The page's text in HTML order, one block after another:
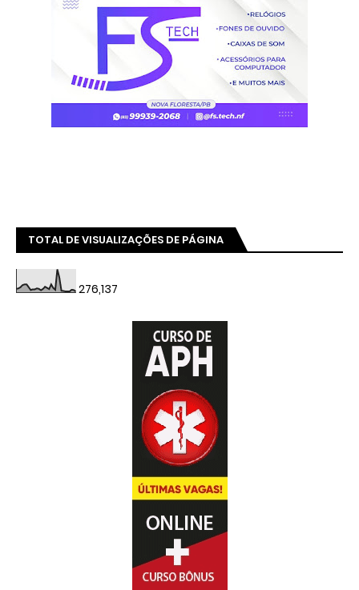
TOTAL DE VISUALIZAÇÕES DE PÁGINA
276,137